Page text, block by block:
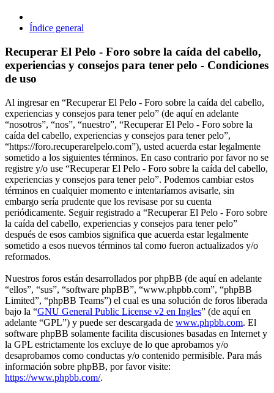
Índice general
Recuperar El Pelo - Foro sobre la caída del cabello,
experiencias y consejos para tener pelo - Condiciones
de uso
Al ingresar en “Recuperar El Pelo - Foro sobre la caída del cabello,
experiencias y consejos para tener pelo” (de aquí en adelante
“nosotros”, “nos”, “nuestro”, “Recuperar El Pelo - Foro sobre la
caída del cabello, experiencias y consejos para tener pelo”,
“https://foro.recuperarelpelo.com”), usted acuerda estar legalmente
sometido a los siguientes términos. En caso contrario por favor no se
registre y/o use “Recuperar El Pelo - Foro sobre la caída del cabello,
experiencias y consejos para tener pelo”. Podemos cambiar estos
términos en cualquier momento e intentaríamos avisarle, sin
embargo sería prudente que los revisase por su cuenta
periódicamente. Seguir registrado a “Recuperar El Pelo - Foro sobre
la caída del cabello, experiencias y consejos para tener pelo”
después de esos cambios significa que acuerda estar legalmente
sometido a esos nuevos términos tal como fueron actualizados y/o
reformados.
Nuestros foros están desarrollados por phpBB (de aquí en adelante
“ellos”, “sus”, “software phpBB”, “www.phpbb.com”, “phpBB
Limited”, “phpBB Teams”) el cual es una solución de foros liberada
bajo la “GNU General Public License v2 en Ingles” (de aquí en
adelante “GPL”) y puede ser descargada de www.phpbb.com. El
software phpBB solamente facilita discusiones basadas en Internet y
la GPL estrictamente los excluye de lo que aprobamos y/o
desaprobamos como conductas y/o contenido permisible. Para más
información sobre phpBB, por favor visite:
https://www.phpbb.com/.